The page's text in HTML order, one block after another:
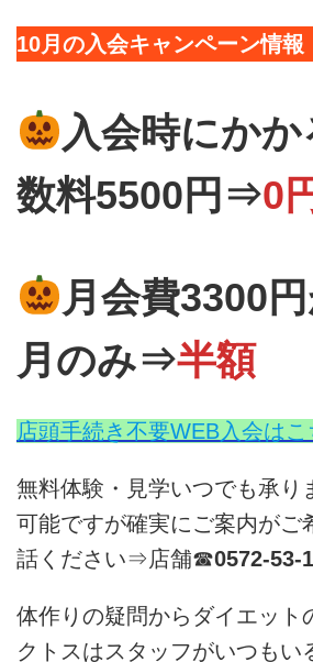
10月の入会キャンペーン情報
入会時にか
数料5500円⇒0
月会費3300
月のみ⇒半額
店頭手続き不要WEB入会は
無料体験・見学いつでも承り
可能ですが確実にご案内がご
話ください⇒店舗☎0572-53-
体作りの疑問からダイエット
クトスはスタッフがいつもい